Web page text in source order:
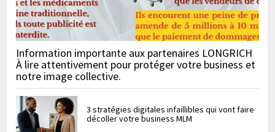
Information importante aux partenaires LONGRICH
À lire attentivement pour protéger votre business et
notre image collective.
3 stratégies digitales infaillibles qui vont faire
décoller votre business MLM